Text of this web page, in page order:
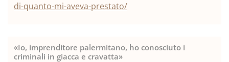
di-quanto-mi-aveva-prestato/
«Io, imprenditore palermitano, ho conosciuto i
criminali in giacca e cravatta»